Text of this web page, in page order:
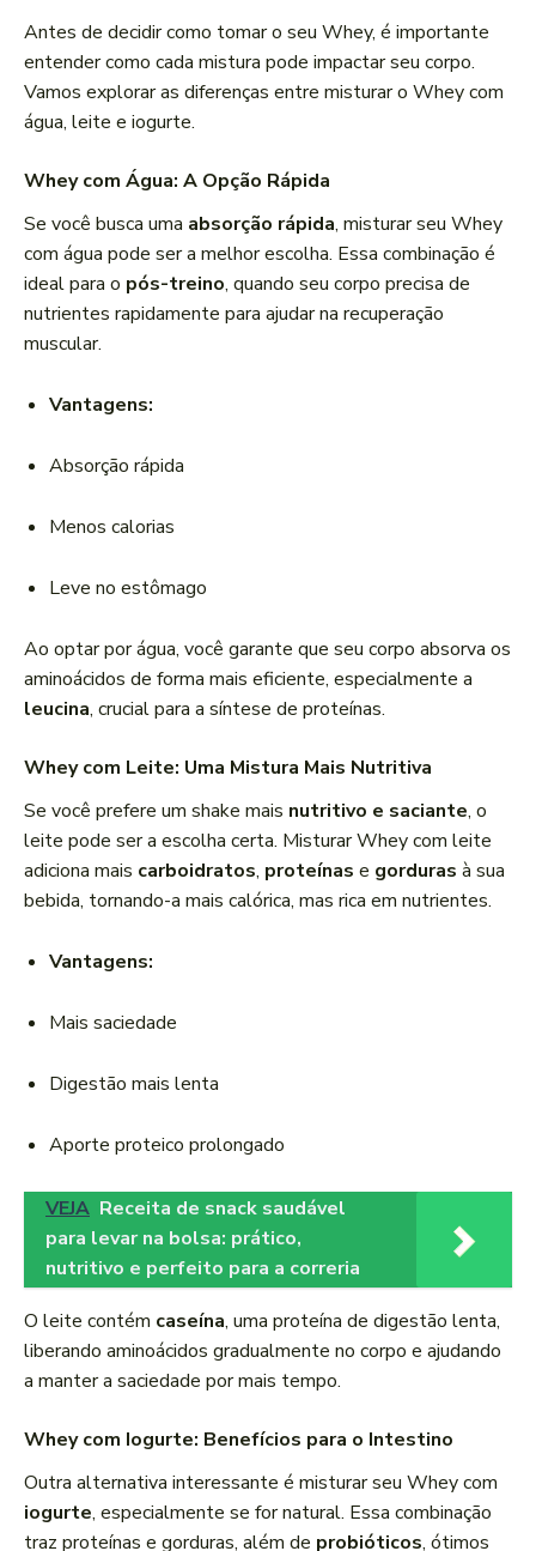
Antes de decidir como tomar o seu Whey, é importante
entender como cada mistura pode impactar seu corpo.
Vamos explorar as diferenças entre misturar o Whey com
água, leite e iogurte.
Whey com Água: A Opção Rápida
Se você busca uma absorção rápida, misturar seu Whey
com água pode ser a melhor escolha. Essa combinação é
ideal para o pós-treino, quando seu corpo precisa de
nutrientes rapidamente para ajudar na recuperação
muscular.
Vantagens:
Absorção rápida
Menos calorias
Leve no estômago
Ao optar por água, você garante que seu corpo absorva os
aminoácidos de forma mais eficiente, especialmente a
leucina, crucial para a síntese de proteínas.
Whey com Leite: Uma Mistura Mais Nutritiva
Se você prefere um shake mais nutritivo e saciante, o
leite pode ser a escolha certa. Misturar Whey com leite
adiciona mais carboidratos, proteínas e gorduras à sua
bebida, tornando-a mais calórica, mas rica em nutrientes.
Vantagens:
Mais saciedade
Digestão mais lenta
Aporte proteico prolongado
VEJA Receita de snack saudável
para levar na bolsa: prático,
nutritivo e perfeito para a correria
O leite contém caseína, uma proteína de digestão lenta,
liberando aminoácidos gradualmente no corpo e ajudando
a manter a saciedade por mais tempo.
Whey com Iogurte: Benefícios para o Intestino
Outra alternativa interessante é misturar seu Whey com
iogurte, especialmente se for natural. Essa combinação
traz proteínas e gorduras, além de probióticos, ótimos